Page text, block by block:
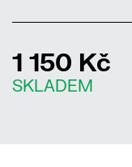
1 150 Kč
SKLADEM